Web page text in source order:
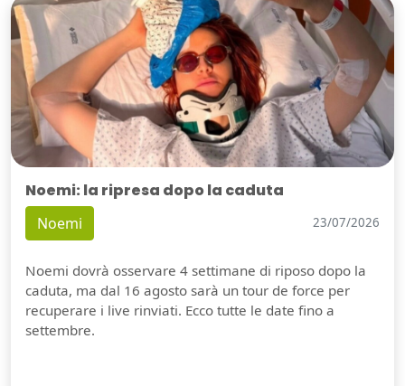
Noemi: la ripresa dopo la caduta
Noemi 23/07/2026
Noemi dovrà osservare 4 settimane di riposo dopo la
caduta, ma dal 16 agosto sarà un tour de force per
recuperare i live rinviati. Ecco tutte le date fino a
settembre.